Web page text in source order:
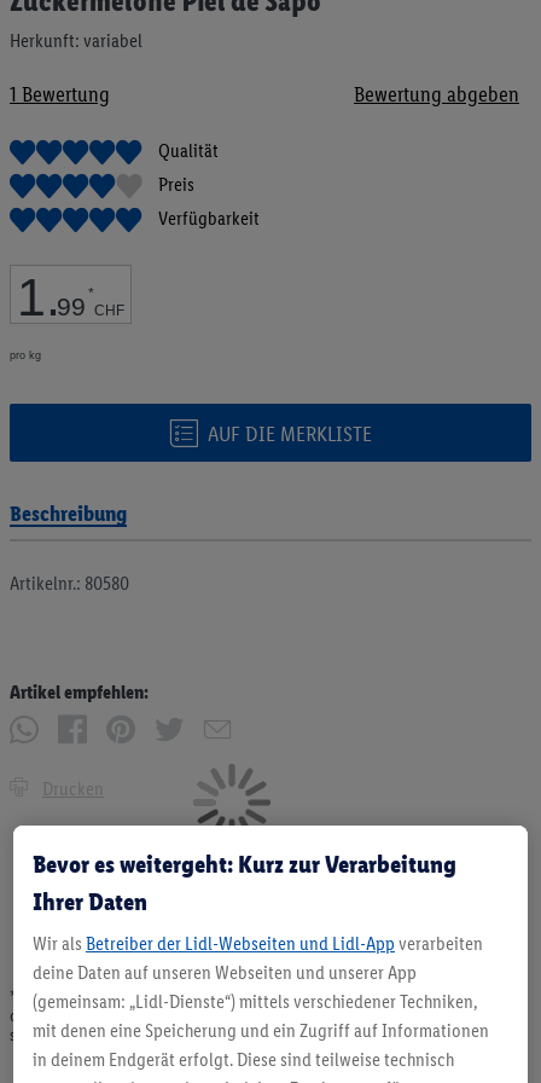
Herkunft: variabel
1 Bewertung Bewertung abgeben
Qualität
Preis
Verfügbarkeit
1.99 *
CHF
pro kg
AUF DIE MERKLISTE
Anfang
der
springen
Beschreibung
Artikelnr.: 80580
Artikel empfehlen:
Drucken
* Angebote solange Vorrat. Abgabe nur in haushaltsüblichen Mengen. Verkauf
ohne Dekoration. Die hier beworbenen Produkte, vor allem NonFood-Produkte,
sind nicht alle dauerhaft im Sortiment. Abbildungen ähnlich.
Bevor es weitergeht: Kurz zur Verarbeitung
Ihrer Daten
Wir als Betreiber der Lidl-Webseiten und Lidl-App verarbeiten
deine Daten auf unseren Webseiten und unserer App
(gemeinsam: „Lidl-Dienste“) mittels verschiedener Techniken,
mit denen eine Speicherung und ein Zugriff auf Informationen
in deinem Endgerät erfolgt. Diese sind teilweise technisch